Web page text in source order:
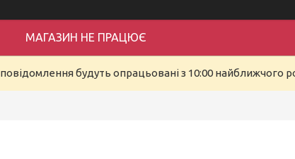
МАГАЗИН НЕ ПРАЦЮЄ
будуть опрацьовані з 10:00 найближчого